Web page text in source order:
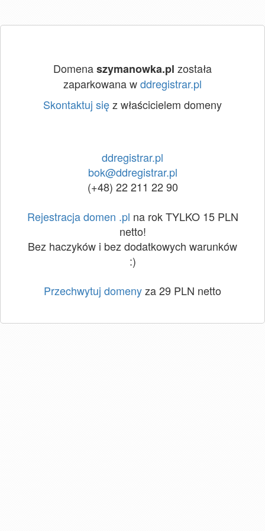
Domenaszymanowka.pl została
zaparkowana wddregistrar.pl
Skontaktuj sięz właścicielem domeny
ddregistrar.pl
bok@ddregistrar.pl
(+48) 22 211 22 90
Rejestracja domen .pl na rok TYLKO 15 PLN
netto!
Bez haczyków i bez dodatkowych warunków
:)
Przechwytuj domenyza 29 PLN netto